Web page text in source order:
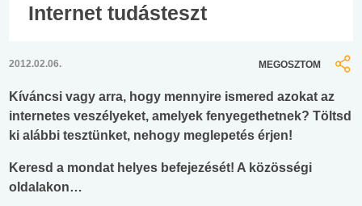
Internet tudásteszt
2012.02.06. MEGOSZTOM
Kíváncsi vagy arra, hogy mennyire ismered azokat az
internetes veszélyeket, amelyek fenyegethetnek? Töltsd
ki alábbi tesztünket, nehogy meglepetés érjen!
Keresd a mondat helyes befejezését! A közösségi
oldalakon…